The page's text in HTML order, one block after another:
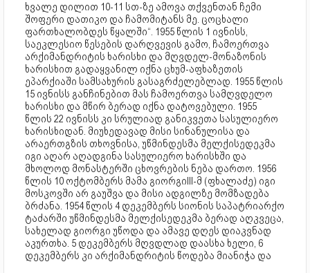
ხვალე დილით 10-11 სთ-ზე ამოვა თქვენთან ჩემი
შოფერი დათიკო და ჩამომიტანს მე. ცოცხალი
ფართხალობდეს წყალში“. 1955 წლის 1 ივნისს,
საეკლესიო წესების დარღვევის გამო, ჩამოერთვა
არქიმანდრიტის ხარისხი და მღვდელ-მონაზონის
ხარისხით გადაყვანილ იქნა ცხუმ-აფხაზეთის
ეპარქიაში სამსახურის გასაგრძელებლად. 1955 წლის
15 ივნისს განჩინებით მას ჩამოერთვა სამღვდელო
ხარისხი და მწირ ბერად იქნა დატოვებული. 1955
წლის 22 ივნისს კი სრულიად განიკვეთა სასულიერო
ხარისხიდან. მიუხედავად მისი სინანულისა და
არაერთგზის თხოვნისა, უწმინდესმა მელქისედეკმა
იგი აღარ აღადგინა სასულიერო ხარისხში და
მხოლოდ მონასტერში ცხოვრების ნება დართო. 1956
წლის 10 ოქტომბერს მამა გიორგიIII-მ (ფხალაძე) იგი
მოსკოვში არ გაუშვა და მისი ადგილზე მომზადება
ბრძანა. 1954 წლის 4 დეკემბერს სიონის საპატრიარქო
ტაძარში უწმინდესმა მელქისედეკმა ბერად აღკვეცა,
სახელად გიორგი უწოდა და ამავე დღეს დიაკვნად
აკურთხა. 5 დეკემბერს მღვდლად დაასხა ხელი, 6
დეკემბერს კი არქიმანდრიტის წოდება მიანიჭა და